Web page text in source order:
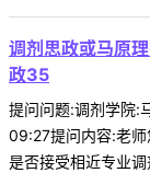
调剂思政或马原
政35
提问问题:调剂学院
09:27提问内容:老师
是否接受相近专业